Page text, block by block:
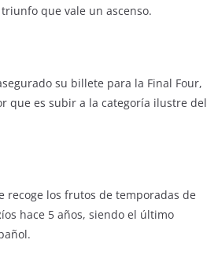
que vale un ascenso.
su billete para la Final Four,
que es subir a la categoría ilustre del
recoge los frutos de temporadas de
hace 5 años, siendo el último